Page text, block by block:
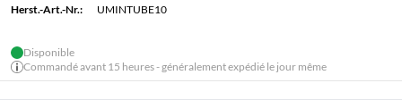
Herst.-Art.-Nr.:
UMINTUBE10
Disponible
Commandé avant 15 heures - généralement expédié le jour même